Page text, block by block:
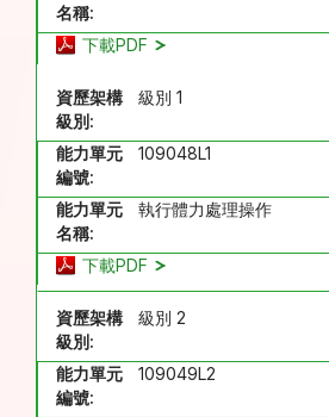
名稱:
下載PDF
資歷架構
級別:
級別 1
能力單元
編號:
109048L1
能力單元
名稱:
執行體力處理操作
下載PDF
資歷架構
級別:
級別 2
能力單元
編號:
109049L2